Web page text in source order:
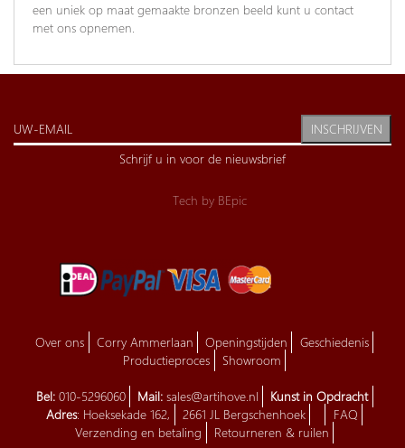
een uniek op maat gemaakte bronzen beeld kunt u contact
met ons opnemen.
INSCHRIJVEN
Schrijf u in voor de nieuwsbrief
Tech by BEpic
Over ons Corry Ammerlaan Openingstijden
Geschiedenis
Productieproces
Showroom
Bel: 010-5296060 Mail: sales@artihove.nl
Kunst in Opdracht
Adres: Hoeksekade 162, 2661 JL Bergschenhoek
FAQ
Verzending en betaling
Retourneren & ruilen